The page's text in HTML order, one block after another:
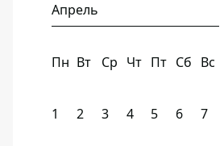
Апрель
Пн Вт Ср Чт Пт Сб Вс
1 2 3 4 5 6 7